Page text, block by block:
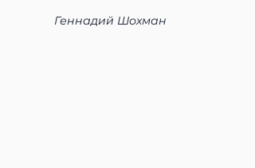
Геннадий Шохман